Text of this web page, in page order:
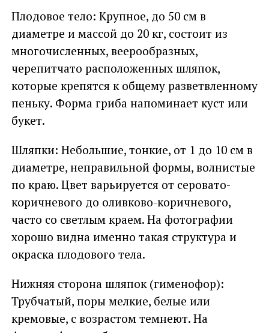
Плодовое тело: Крупное, до 50 см в
диаметре и массой до 20 кг, состоит из
многочисленных, веерообразных,
черепитчато расположенных шляпок,
которые крепятся к общему разветвленному
пеньку. Форма гриба напоминает куст или
букет.
Шляпки: Небольшие, тонкие, от 1 до 10 см в
диаметре, неправильной формы, волнистые
по краю. Цвет варьируется от серовато-
коричневого до оливково-коричневого,
часто со светлым краем. На фотографии
хорошо видна именно такая структура и
окраска плодового тела.
Нижняя сторона шляпок (гименофор):
Трубчатый, поры мелкие, белые или
кремовые, с возрастом темнеют. На